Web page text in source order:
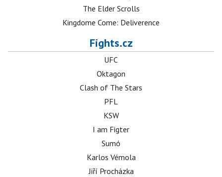
The Elder Scrolls
Kingdome Come: Deliverence
Fights.cz
UFC
Oktagon
Clash of The Stars
PFL
KSW
I am Figter
Sumó
Karlos Vémola
Jiří Procházka